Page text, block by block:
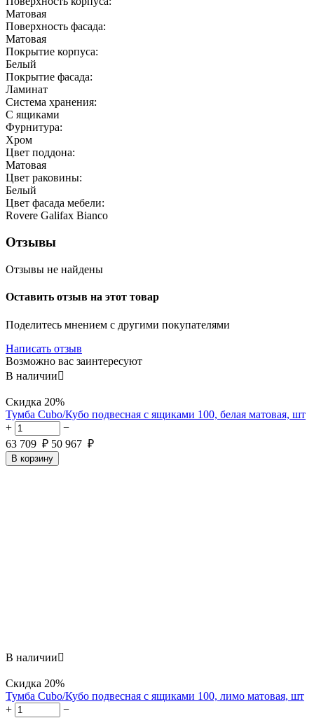
Матовая
Поверхность фасада:
Матовая
Покрытие корпуса:
Белый
Покрытие фасада:
Ламинат
Система хранения:
С ящиками
Фурнитура:
Хром
Цвет поддона:
Матовая
Цвет раковины:
Белый
Цвет фасада мебели:
Rovere Galifax Bianco
Отзывы
Отзывы не найдены
Оставить отзыв на этот товар
Поделитесь мнением с другими покупателями
Написать отзыв
Возможно вас заинтересуют
В наличии
Скидка 20%
Тумба Cubo/Кубо подвесная с ящиками 100, белая матовая, шт
+
−
63 709 ₽ 50 967 ₽
В корзину
В наличии
Скидка 20%
Тумба Cubo/Кубо подвесная с ящиками 100, лимо матовая, шт
+
−